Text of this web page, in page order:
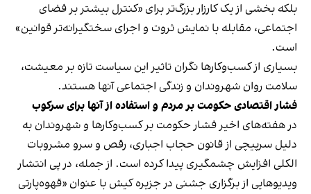
بلکه بخشی از یک کارزار بزرگ‌تر برای «کنترل بیشتر بر فضای
اجتماعی، مقابله با نمایش ثروت و اجرای سختگیرانه‌تر قوانین»
است.
بسیاری از کسب‌وکارها نگران تاثیر این سیاست‌ تازه بر معیشت،
سلامت روان شهروندان و زندگی اجتماعی آنها هستند.
فشار اقتصادی حکومت بر مردم و استفاده از آنها برای سرکوب
در هفته‌های اخیر فشار حکومت بر کسب‌وکارها و شهروندان به
دلیل سرپیچی از قانون حجاب اجباری، رقص و سرو مشروبات
الکلی افزایش چشمگیری پیدا کرده است. از جمله، در پی انتشار
ویدیوهایی از برگزاری جشنی در جزیره کیش با عنوان «قهوه‌پارتی